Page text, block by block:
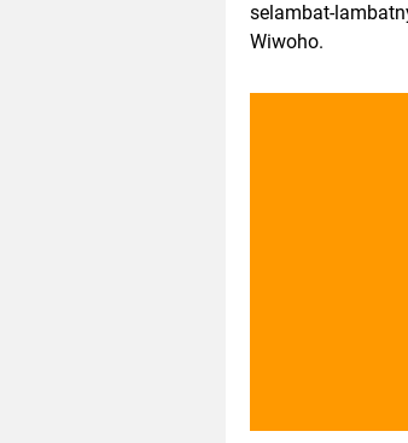
selambat-
Wiwoho.